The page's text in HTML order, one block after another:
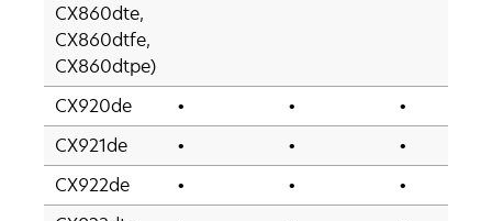
CX860dte,
CX860dtfe,
CX860dtpe)
CX920de • •
•
CX921de
• •
•
CX922de
• •
•